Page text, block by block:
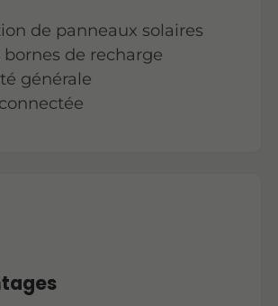
de panneaux solaires
bornes de recharge
générale